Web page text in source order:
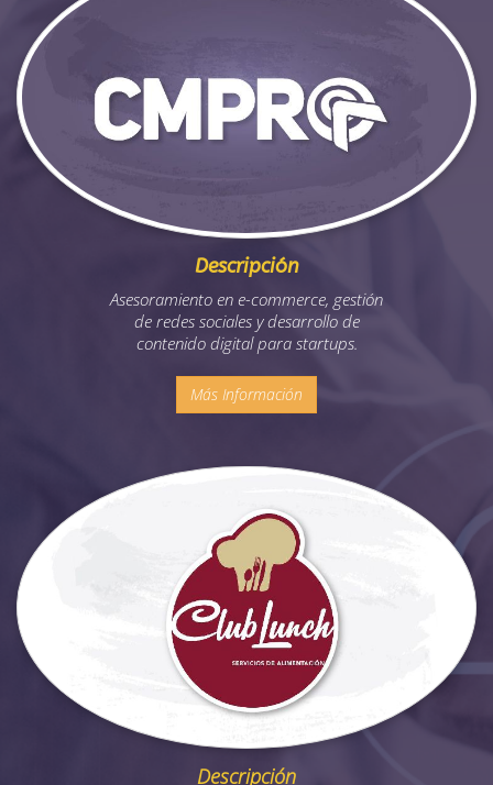
Descripción
Asesoramiento en e-commerce, gestión
de redes sociales y desarrollo de
contenido digital para startups.
Más Información
Descripción